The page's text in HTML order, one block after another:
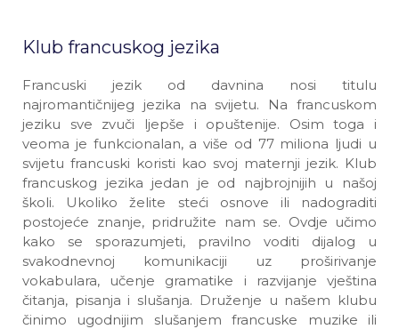
Klub francuskog jezika
Francuski jezik od davnina nosi titulu
najromantičnijeg jezika na svijetu. Na francuskom
jeziku sve zvuči ljepše i opuštenije. Osim toga i
veoma je funkcionalan, a više od 77 miliona ljudi u
svijetu francuski koristi kao svoj maternji jezik. Klub
francuskog jezika jedan je od najbrojnijih u našoj
školi. Ukoliko želite steći osnove ili nadograditi
postojeće znanje, pridružite nam se. Ovdje učimo
kako se sporazumjeti, pravilno voditi dijalog u
svakodnevnoj komunikaciji uz proširivanje
vokabulara, učenje gramatike i razvijanje vještina
čitanja, pisanja i slušanja. Druženje u našem klubu
činimo ugodnijim slušanjem francuske muzike ili